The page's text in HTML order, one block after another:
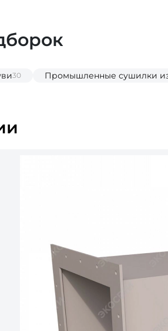
30 Промышленные сушилки